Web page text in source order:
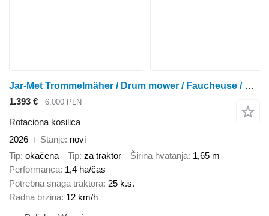
Jar-Met Trommelmäher / Drum mower / Faucheuse / Falciatrice 1,65 m
1.393 € 6.000 PLN
Rotaciona kosilica
2026
Stanje novi
Tip okačena Tip za traktor Širina hvatanja 1,65 m
Performanca 1,4 ha/čas
Potrebna snaga traktora 25 k.s.
Radna brzina 12 km/h